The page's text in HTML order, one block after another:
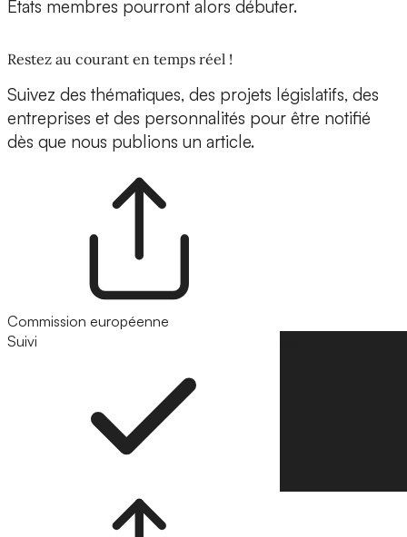
États membres pourront alors débuter.
Restez au courant en temps réel !
Suivez des thématiques, des projets législatifs, des
entreprises et des personnalités pour être notifié
dès que nous publions un article.
Commission européenne
Suivi